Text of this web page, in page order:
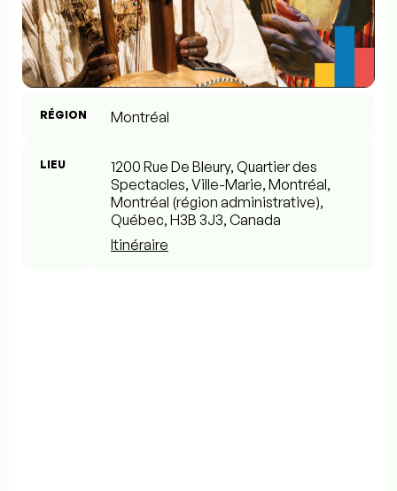
RÉGION Montréal
LIEU
1200 Rue De Bleury, Quartier des
Spectacles, Ville-Marie, Montréal,
Montréal (région administrative),
Québec, H3B 3J3, Canada
Itinéraire